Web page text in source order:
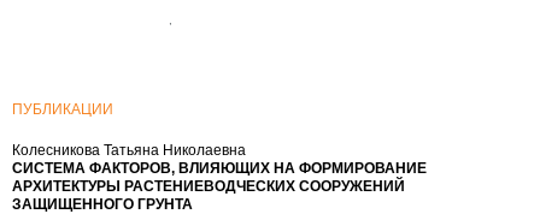
ПУБЛИКАЦИИ
Колесникова Татьяна Николаевна
СИСТЕМА ФАКТОРОВ, ВЛИЯЮЩИХ НА ФОРМИРОВАНИЕ
АРХИТЕКТУРЫ РАСТЕНИЕВОДЧЕСКИХ СООРУЖЕНИЙ
ЗАЩИЩЕННОГО ГРУНТА